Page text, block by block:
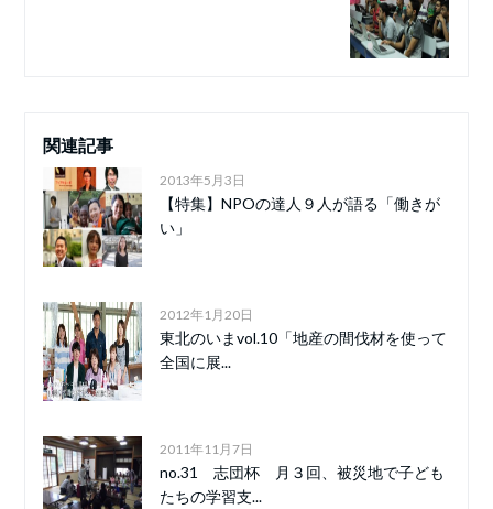
関連記事
2013年5月3日
【特集】NPOの達人９人が語る「働きが
い」
2012年1月20日
東北のいまvol.10「地産の間伐材を使って
全国に展...
2011年11月7日
no.31 志団杯 月３回、被災地で子ども
たちの学習支...